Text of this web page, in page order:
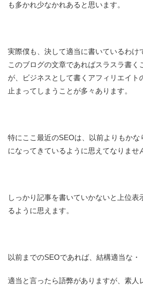
も多かれ少なかれあると思います。
実際僕も、決して適当に書いているわけ
このブログの文章であればスラスラ書く
が、ビジネスとして書くアフィリエイト
止まってしまうことが多々あります。
特にここ最近のSEOは、以前よりもかな
になってきているように思えてなりませ
しっかり記事を書いていかないと上位表
るように思えます。
以前までのSEOであれば、結構適当な・
適当と言ったら語弊がありますが、素人